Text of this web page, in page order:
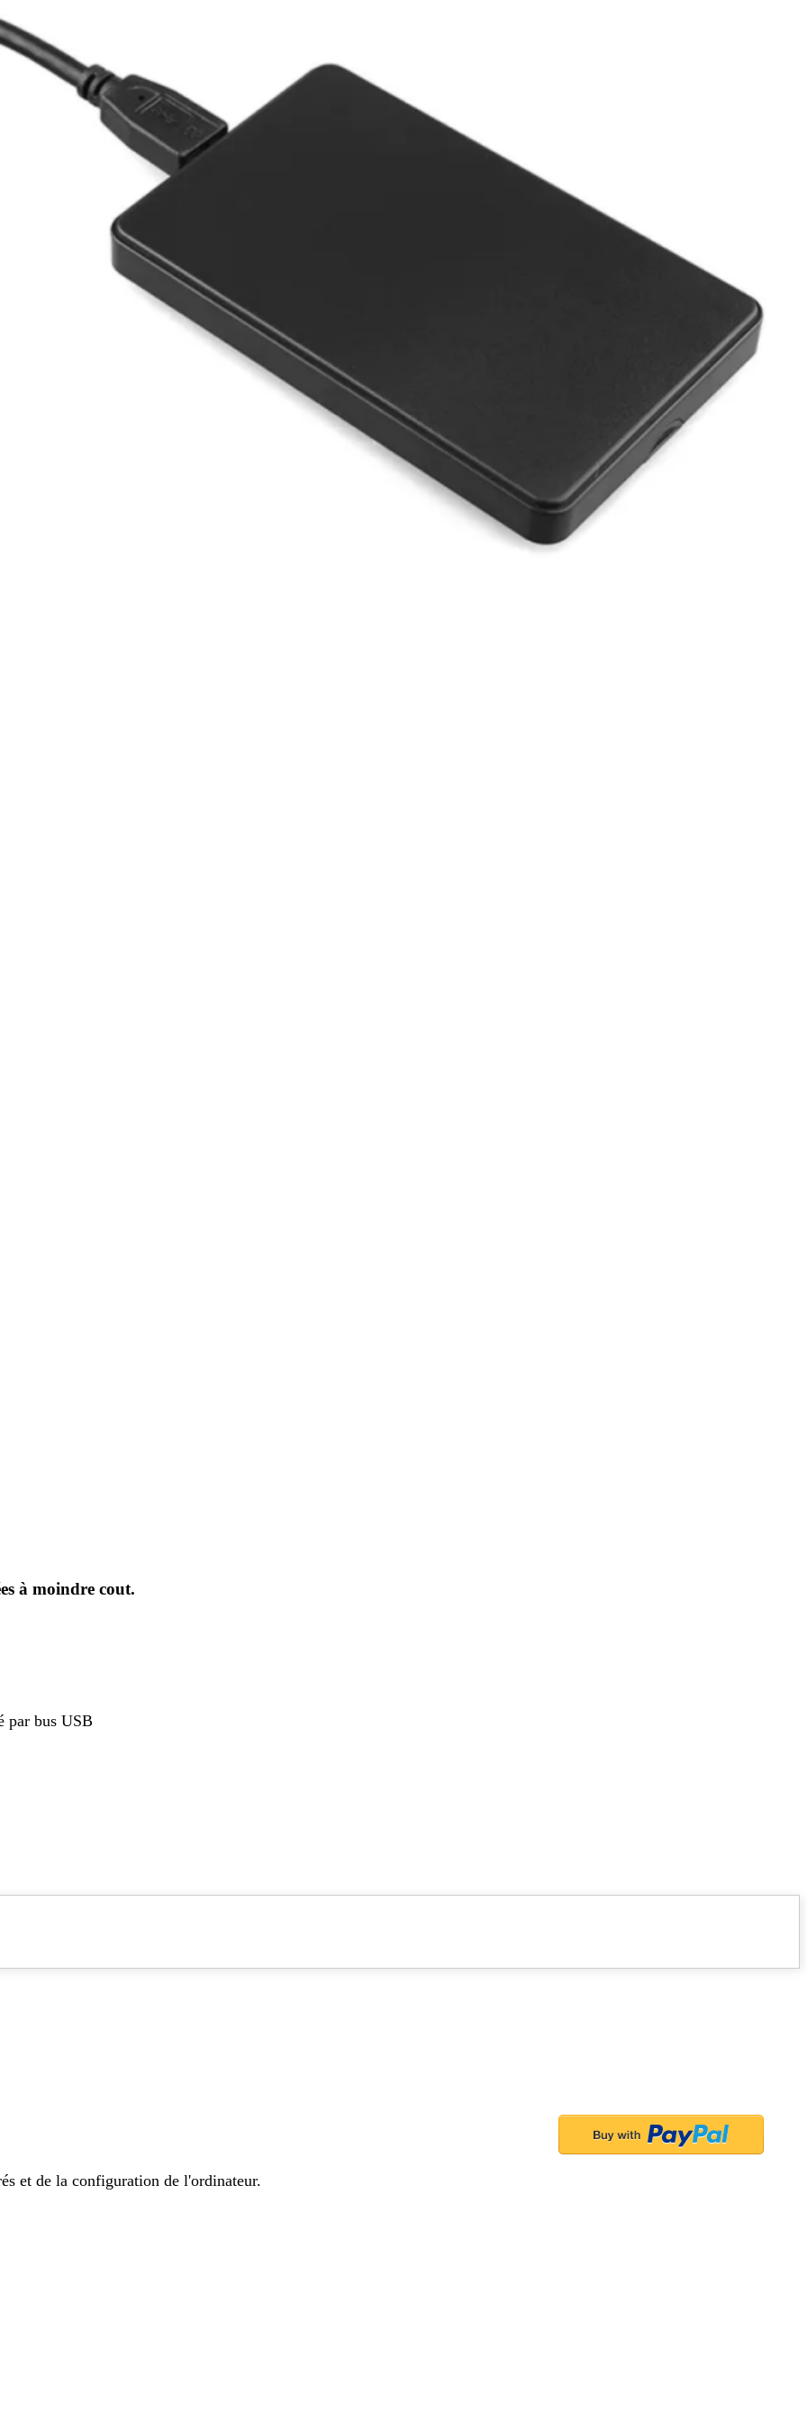
à moindre cout.
par bus USB
et de la configuration de l'ordinateur.